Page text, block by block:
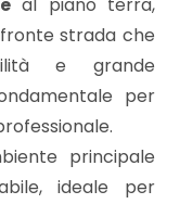
al piano terra,
strada che
e grande
per
principale
ideale per